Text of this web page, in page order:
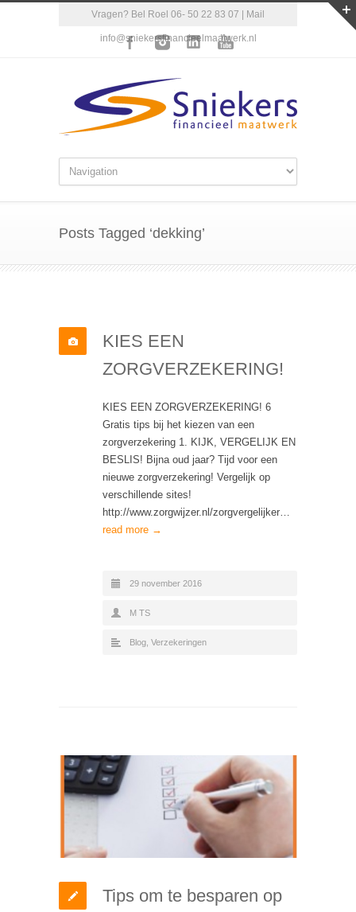
Vragen? Bel Roel 06- 50 22 83 07 | Mail
info@sniekersfinancieelmaatwerk.nl
Posts Tagged ‘dekking’
KIES EEN
ZORGVERZEKERING!
KIES EEN ZORGVERZEKERING! 6
Gratis tips bij het kiezen van een
zorgverzekering 1. KIJK, VERGELIJK EN
BESLIS! Bijna oud jaar? Tijd voor een
nieuwe zorgverzekering! Vergelijk op
verschillende sites!
http://www.zorgwijzer.nl/zorgvergelijker…
read more →
29 november 2016
M TS
Blog Verzekeringen
Tips om te besparen op